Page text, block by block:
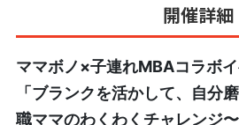
開催詳細
ママボノ×子連れMBAコラボ
「ブランクを活かして、自分
職ママのわくわくチャレンジ〜